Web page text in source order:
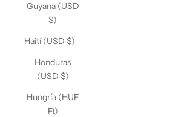
Guyana (USD
$)
Haití (USD $)
Honduras
(USD $)
Hungría (HUF
Ft)